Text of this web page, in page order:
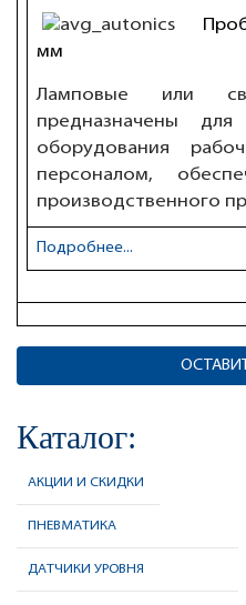
Каталог:
АКЦИИ И СКИДКИ
ПНЕВМАТИКА
ДАТЧИКИ УРОВНЯ
мм
Ламповые или
предназначены
оборудования
персоналом,
производственного
Подробнее...